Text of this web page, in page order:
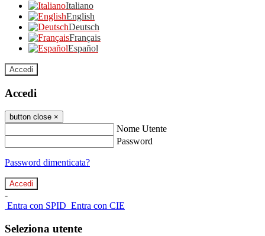
Italiano
English
Deutsch
Français
Español
Accedi
Accedi
button close ×
Nome Utente
Password
Password dimenticata?
-
Entra con SPID Entra con CIE
Seleziona utente